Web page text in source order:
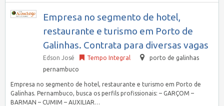
Empresa no segmento de hotel,
restaurante e turismo em Porto de
Galinhas. Contrata para diversas vagas
Edson José Tempo Integral
porto de galinhas
pernambuco
Empresa no segmento de hotel, restaurante e turismo em Porto de
Galinhas. Pernambuco, busca os perfils profissionais: – GARÇOM –
BARMAN – CUMIM – AUXILIAR…